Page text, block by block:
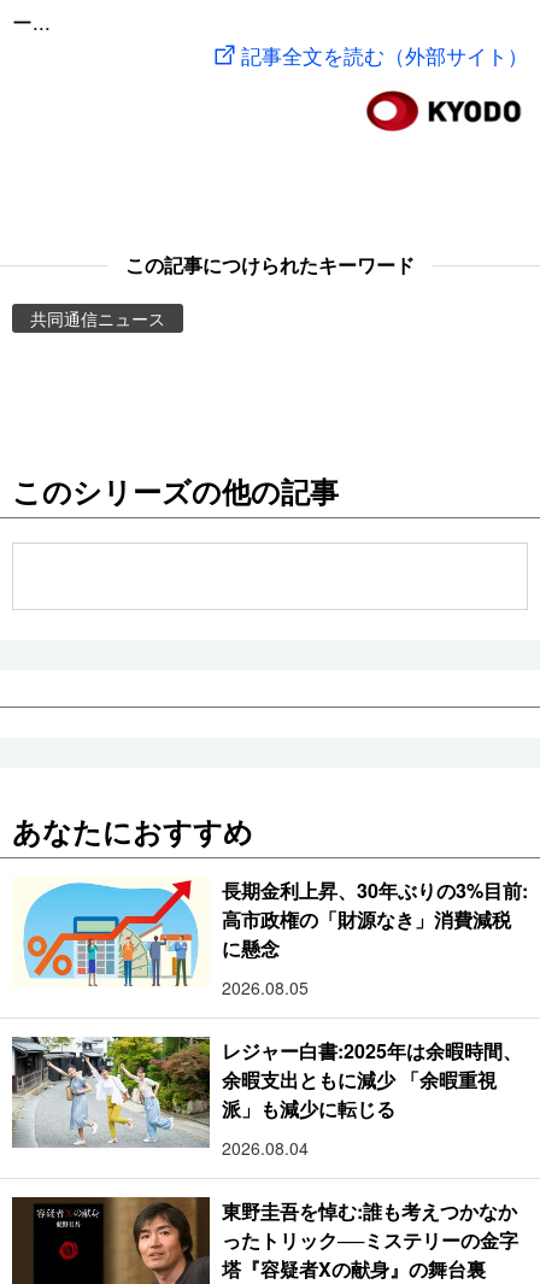
People
ー...
記事全文を読む（外部サイト）
この記事につけられたキーワード
共同通信ニュース
このシリーズの他の記事
あなたにおすすめ
長期金利上昇、30年ぶりの3%目前:
高市政権の「財源なき」消費減税
に懸念
2026.08.05
レジャー白書:2025年は余暇時間、
余暇支出ともに減少 「余暇重視
派」も減少に転じる
2026.08.04
東野圭吾を悼む:誰も考えつかなか
ったトリック──ミステリーの金字
塔『容疑者Xの献身』の舞台裏